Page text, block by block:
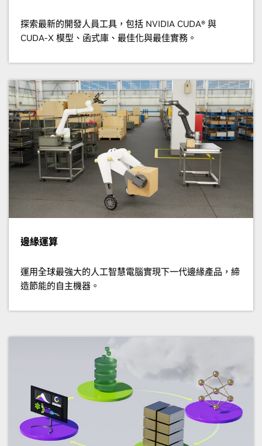
探索最新的開發人員工具，包括 NVIDIA CUDA® 與
CUDA-X 模型、函式庫、最佳化與最佳實務。
邊緣運算
運用全球最強大的人工智慧電腦實現下一代邊緣產品，締
造節能的自主機器。